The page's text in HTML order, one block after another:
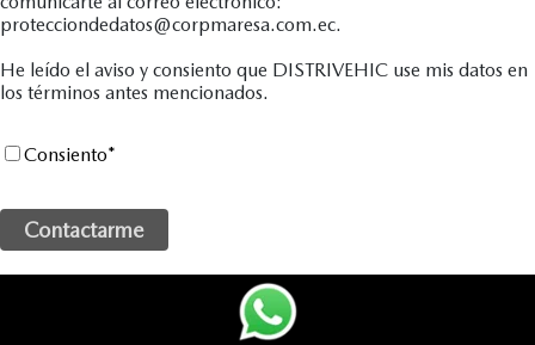
protecciondedatos@corpmaresa.com.ec.
He leído el aviso y consiento que DISTRIVEHIC use mis datos en
los términos antes mencionados.
Consiento*